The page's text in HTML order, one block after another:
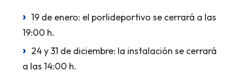
19 de enero: el porlideportivo se cerrará a las
19:00 h.
24 y 31 de diciembre: la instalación se cerrará
a las 14:00 h.